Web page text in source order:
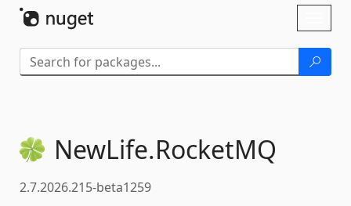
NewLife.RocketMQ
2.7.2026.215-beta1259